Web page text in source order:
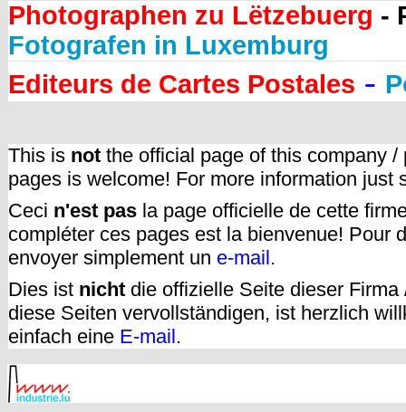
Photographen zu Lëtzebuerg -
Fotografen in Luxemburg
Editeurs de Cartes Postales -
This is not the official page of this company
pages is welcome! For more information just
Ceci n'est pas la page officielle de cette
compléter ces pages est la bienvenue! Pour
envoyer simplement un e-mail.
Dies ist nicht die offizielle Seite dieser
diese Seiten vervollständigen, ist herzlich
einfach eine E-mail.